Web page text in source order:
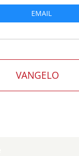
EMAIL
VANGELO